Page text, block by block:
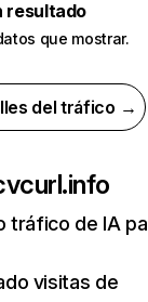
resultado
que mostrar.
del tráfico →
tráfico de IA
visitas de